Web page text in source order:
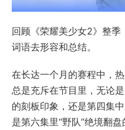
回顾《荣耀美少女2》整
词语去形容和总结。
在长达一个月的赛程中，
总是充斥在节目里，无论
的刻板印象，还是第四集
是第六集里“野队”绝境翻